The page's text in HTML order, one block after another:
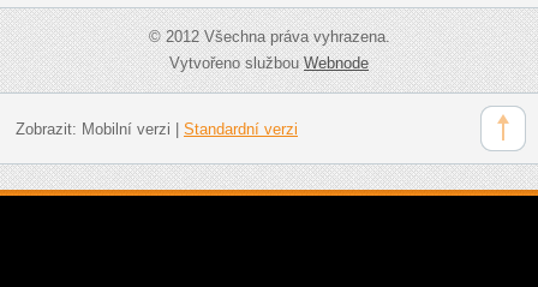
© 2012 Všechna práva vyhrazena.
Vytvořeno službouWebnode
Zobrazit: Mobilní verzi Standardní verzi